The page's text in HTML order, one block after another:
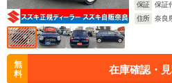
保証
保証
住所
奈良
無
料
在庫確認・